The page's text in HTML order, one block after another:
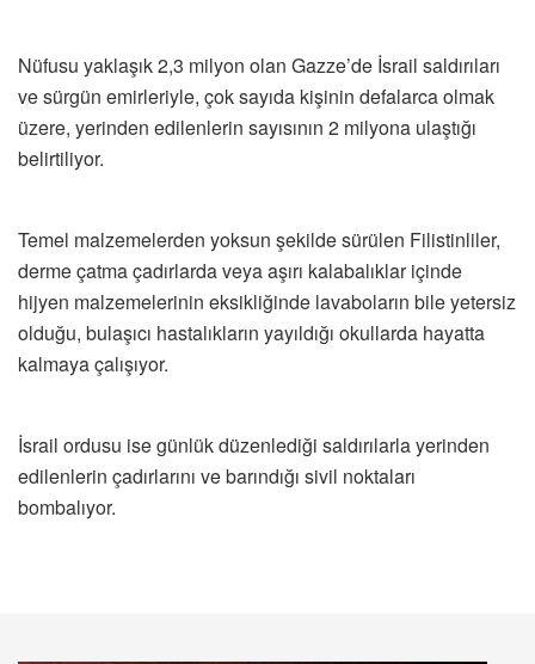
Nüfusu yaklaşık 2,3 milyon olan Gazze’de İsrail saldırıları
ve sürgün emirleriyle, çok sayıda kişinin defalarca olmak
üzere, yerinden edilenlerin sayısının 2 milyona ulaştığı
belirtiliyor.
Temel malzemelerden yoksun şekilde sürülen Filistinliler,
derme çatma çadırlarda veya aşırı kalabalıklar içinde
hijyen malzemelerinin eksikliğinde lavaboların bile yetersiz
olduğu, bulaşıcı hastalıkların yayıldığı okullarda hayatta
kalmaya çalışıyor.
İsrail ordusu ise günlük düzenlediği saldırılarla yerinden
edilenlerin çadırlarını ve barındığı sivil noktaları
bombalıyor.